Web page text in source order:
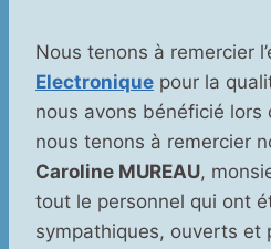
Nous tenons à remercier
Electronique pour la
nous avons bénéficié lors
nous tenons à remercier
Caroline MUREAU,
tout le personnel qui ont
sympathiques, ouverts et